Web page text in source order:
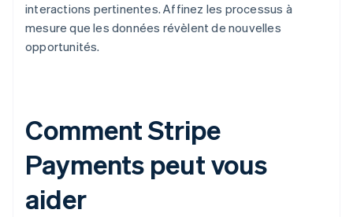
interactions pertinentes. Affinez les processus à
mesure que les données révèlent de nouvelles
opportunités.
Comment Stripe
Payments peut vous
aider